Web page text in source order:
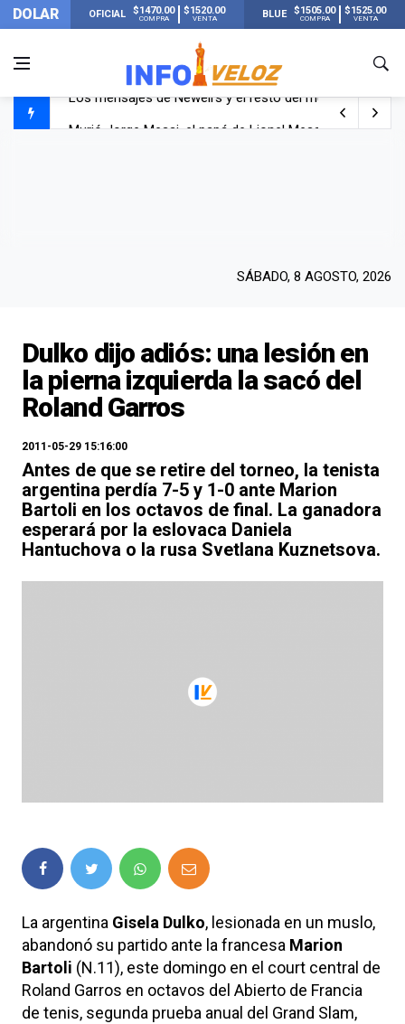
DOLAR OFICIAL $1470.00
COMPRA
$1520.00
VENTA BLUE $1505.00
COMPRA
$1525.00
VENTA
SÁBADO, 8 AGOSTO, 2026
Dulko dijo adiós: una lesión en
la pierna izquierda la sacó del
Roland Garros
2011-05-29 15:16:00
Antes de que se retire del torneo, la tenista
argentina perdía 7-5 y 1-0 ante Marion
Bartoli en los octavos de final. La ganadora
esperará por la eslovaca Daniela
Hantuchova o la rusa Svetlana Kuznetsova.
La argentina Gisela Dulko, lesionada en un muslo,
abandonó su partido ante la francesa Marion
Bartoli (N.11), este domingo en el court central de
Roland Garros en octavos del Abierto de Francia
de tenis, segunda prueba anual del Grand Slam,